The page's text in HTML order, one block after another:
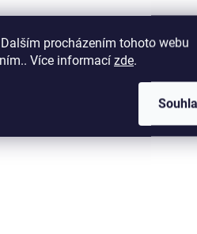
procházením tohoto webu
Více informací zde.